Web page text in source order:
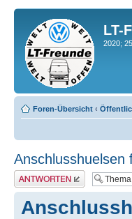
LT-
2020;
Foren-Übersicht ‹
Anschlusshuelsen
Antwort erstellen